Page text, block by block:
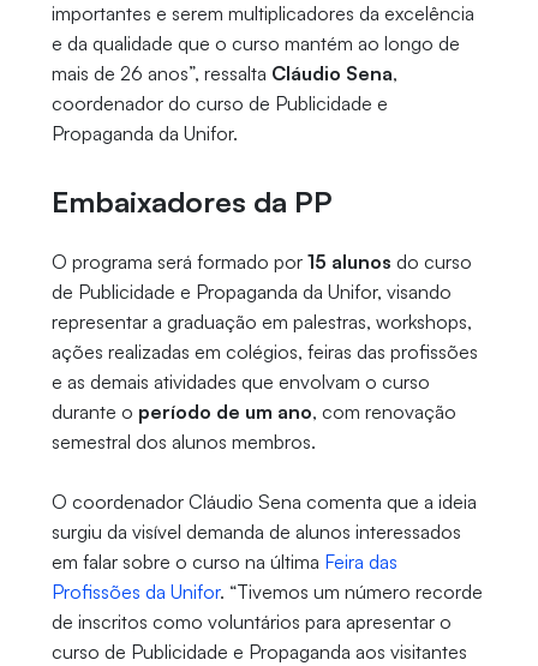
importantes e serem multiplicadores da excelência
e da qualidade que o curso mantém ao longo de
mais de 26 anos”, ressalta Cláudio Sena,
coordenador do curso de Publicidade e
Propaganda da Unifor.
Embaixadores da PP
O programa será formado por 15 alunos do curso
de Publicidade e Propaganda da Unifor, visando
representar a graduação em palestras, workshops,
ações realizadas em colégios, feiras das profissões
e as demais atividades que envolvam o curso
durante o período de um ano, com renovação
semestral dos alunos membros.
O coordenador Cláudio Sena comenta que a ideia
surgiu da visível demanda de alunos interessados
em falar sobre o curso na última Feira das
Profissões da Unifor. “Tivemos um número recorde
de inscritos como voluntários para apresentar o
curso de Publicidade e Propaganda aos visitantes